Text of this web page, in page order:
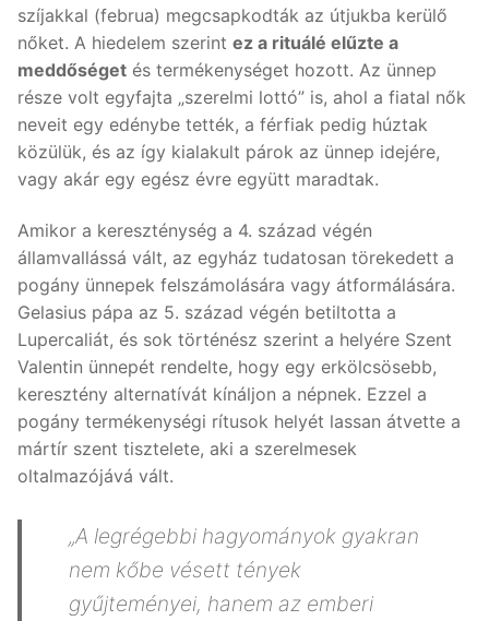
szíjakkal (februa) megcsapkodták az útjukba kerülő
nőket. A hiedelem szerint ez a rituálé elűzte a
meddőséget és termékenységet hozott. Az ünnep
része volt egyfajta „szerelmi lottó” is, ahol a fiatal nők
neveit egy edénybe tették, a férfiak pedig húztak
közülük, és az így kialakult párok az ünnep idejére,
vagy akár egy egész évre együtt maradtak.
Amikor a kereszténység a 4. század végén
államvallássá vált, az egyház tudatosan törekedett a
pogány ünnepek felszámolására vagy átformálására.
Gelasius pápa az 5. század végén betiltotta a
Lupercaliát, és sok történész szerint a helyére Szent
Valentin ünnepét rendelte, hogy egy erkölcsösebb,
keresztény alternatívát kínáljon a népnek. Ezzel a
pogány termékenységi rítusok helyét lassan átvette a
mártír szent tisztelete, aki a szerelmesek
oltalmazójává vált.
„A legrégebbi hagyományok gyakran
nem kőbe vésett tények
gyűjteményei, hanem az emberi